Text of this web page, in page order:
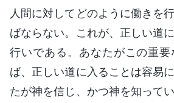
人間に対してどのように働きを
ばならない。これが、正しい道
行いである。あなたがこの重
ば、正しい道に入ることは容易
たが神を信じ、かつ神を知って